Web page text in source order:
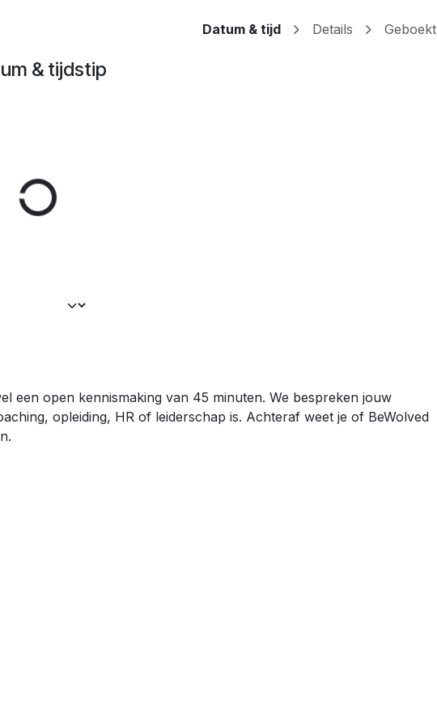
Datum & tijd Details Geboekt
& tijdstip
een open kennismaking van 45 minuten. We bespreken jouw
opleiding, HR of leiderschap is. Achteraf weet je of BeWolved